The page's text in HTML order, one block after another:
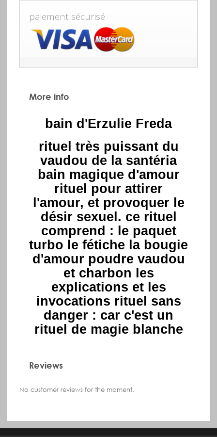
paiement sécurisé
More info
bain d'Erzulie Freda
rituel très puissant du
vaudou de la santéria
bain magique d'amour
rituel pour attirer
l'amour, et provoquer le
désir sexuel. ce rituel
comprend : le paquet
turbo le fétiche la bougie
d'amour poudre vaudou
et charbon les
explications et les
invocations rituel sans
danger : car c'est un
rituel de magie blanche
Reviews
No customer reviews for the moment.